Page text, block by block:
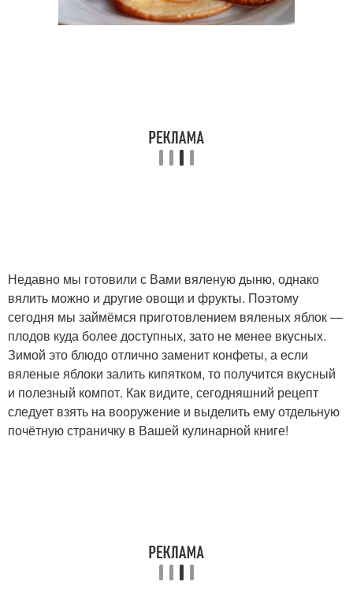
Недавно мы готовили с Вами вяленую дыню, однако
вялить можно и другие овощи и фрукты. Поэтому
сегодня мы займёмся приготовлением вяленых яблок —
плодов куда более доступных, зато не менее вкусных.
Зимой это блюдо отлично заменит конфеты, а если
вяленые яблоки залить кипятком, то получится вкусный
и полезный компот. Как видите, сегодняшний рецепт
следует взять на вооружение и выделить ему отдельную
почётную страничку в Вашей кулинарной книге!